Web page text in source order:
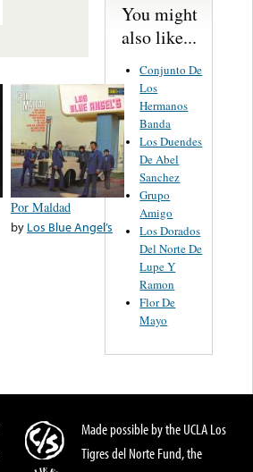
Por Maldad
by Los Blue Angel’s
You might
also like...
Conjunto De
Los
Hermanos
Banda
Los Duendes
De Abel
Sanchez
Grupo
Amigo
Los Dorados
Del Norte De
Lupe Y
Ramon
Flor De
Mayo
Made possible by the UCLA Los
Tigres del Norte Fund, the